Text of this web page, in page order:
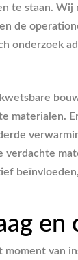
te staan.
de
onderzoek
en
van